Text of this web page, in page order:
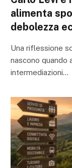
alimenta
debolezza
Una riflessione
nascono quando
intermediazioni…